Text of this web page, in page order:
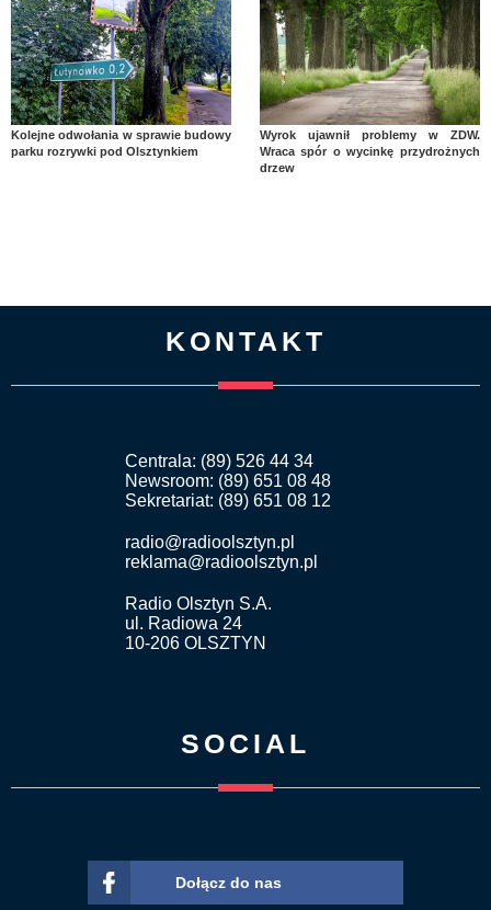
Kolejne odwołania w sprawie budowy
parku rozrywki pod Olsztynkiem
Wyrok ujawnił problemy w ZDW.
Wraca spór o wycinkę przydrożnych
drzew
KONTAKT
Centrala: (89) 526 44 34
Newsroom: (89) 651 08 48
Sekretariat: (89) 651 08 12
radio@radioolsztyn.pl
reklama@radioolsztyn.pl
Radio Olsztyn S.A.
ul. Radiowa 24
10-206 OLSZTYN
SOCIAL
Dołącz do nas